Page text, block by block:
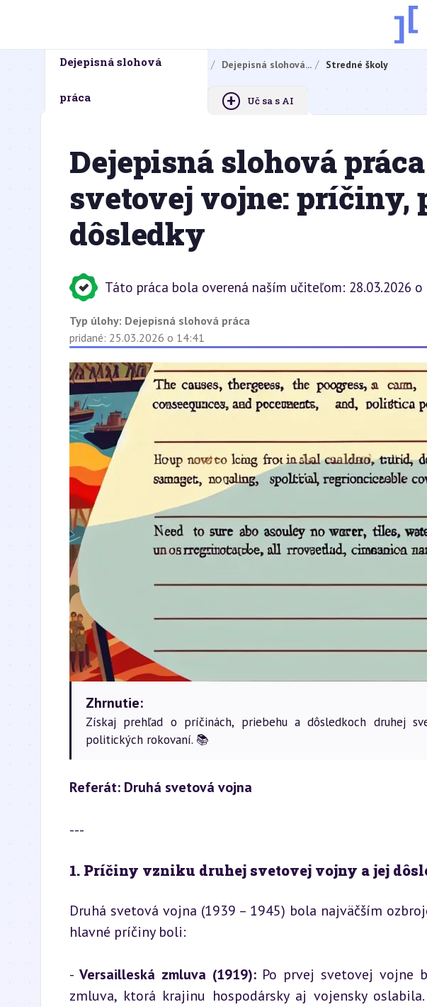
Domovská stránka Domáce úlohy Dejepisná slohová... Stredné školy
Dejepisná slohová
práca + Uč sa s AI
Dejepisná slohová
svetovej vojne: príčiny,
dôsledky
Táto práca bola overená naším učiteľom: 28.03.2026 o
Typ úlohy: Dejepisná slohová práca
pridané: 25.03.2026 o 14:41
Zhrnutie:
Získaj prehľad o príčinách, priebehu a dôsledkoch druhej
politických rokovaní. 📚
Referát: Druhá svetová vojna
---
1. Príčiny vzniku druhej svetovej vojny a jej
Druhá svetová vojna (1939 – 1945) bola najväčším
hlavné príčiny boli:
- Versailleská zmluva (1919): Po prvej svetovej vojne
zmluva, ktorá krajinu hospodársky aj vojensky